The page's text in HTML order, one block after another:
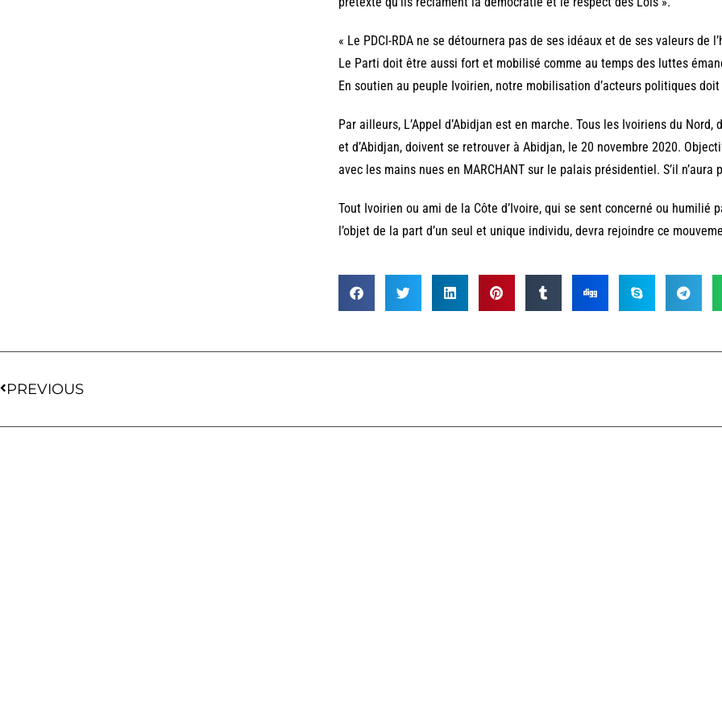
« Le PDCI-RDA ne se détournera pas de ses idéaux et de ses valeurs de
Le Parti doit être aussi fort et mobilisé comme au temps des luttes
En soutien au peuple Ivoirien, notre mobilisation d’acteurs politiques
Par ailleurs, L’Appel d’Abidjan est en marche. Tous les Ivoiriens du Nord,
et d’Abidjan, doivent se retrouver à Abidjan, le 20 novembre 2020.
avec les mains nues en MARCHANT sur le palais présidentiel. S’il
Tout Ivoirien ou ami de la Côte d’Ivoire, qui se sent concerné ou humilié
l’objet de la part d’un seul et unique individu, devra rejoindre ce
PREVIOUS